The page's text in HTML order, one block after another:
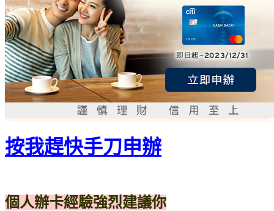
按我趕快手刀申辦
個人辦卡經驗強烈建議你